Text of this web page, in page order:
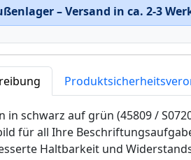
– Versand in ca. 2-3
in schwarz auf grün (45809 /
für all Ihre
Haltbarkeit und